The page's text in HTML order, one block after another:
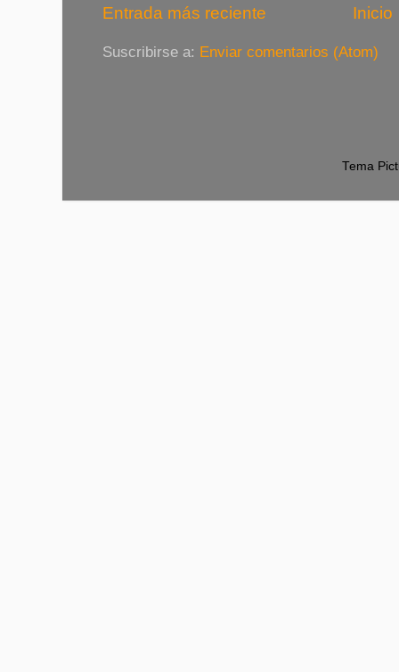
Entrada más reciente Inicio
Suscribirse a: Enviar comentarios (Atom)
Tema